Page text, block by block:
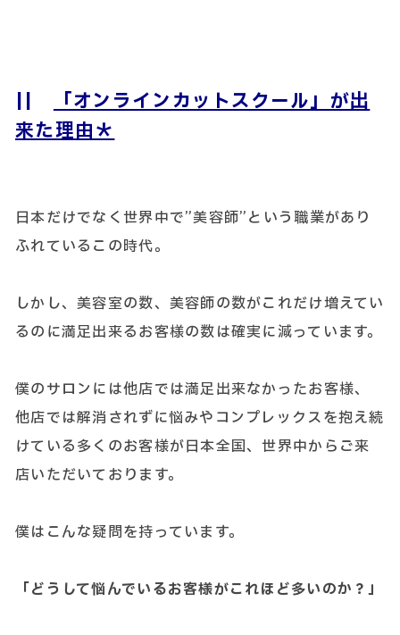
||
「オンラインカットスクール」が出
来た理由＊
日本だけでなく世界中で”美容師”という職業があり
ふれているこの時代。
しかし、美容室の数、美容師の数がこれだけ増えてい
るのに満足出来るお客様の数は確実に減っています。
僕のサロンには他店では満足出来なかったお客様、
他店では解消されずに悩みやコンプレックスを抱え続
けている多くのお客様が日本全国、世界中からご来
店いただいております。
僕はこんな疑問を持っています。
「どうして悩んでいるお客様がこれほど多いのか？」